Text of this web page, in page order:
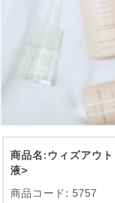
商品名:ウィズアウ
液>
商品コード: 5757